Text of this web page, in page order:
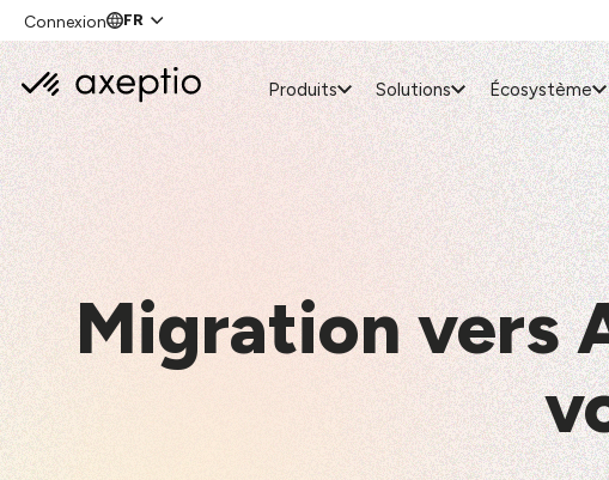
Connexion FR
Produits Solutions Écosystème
Migration vers